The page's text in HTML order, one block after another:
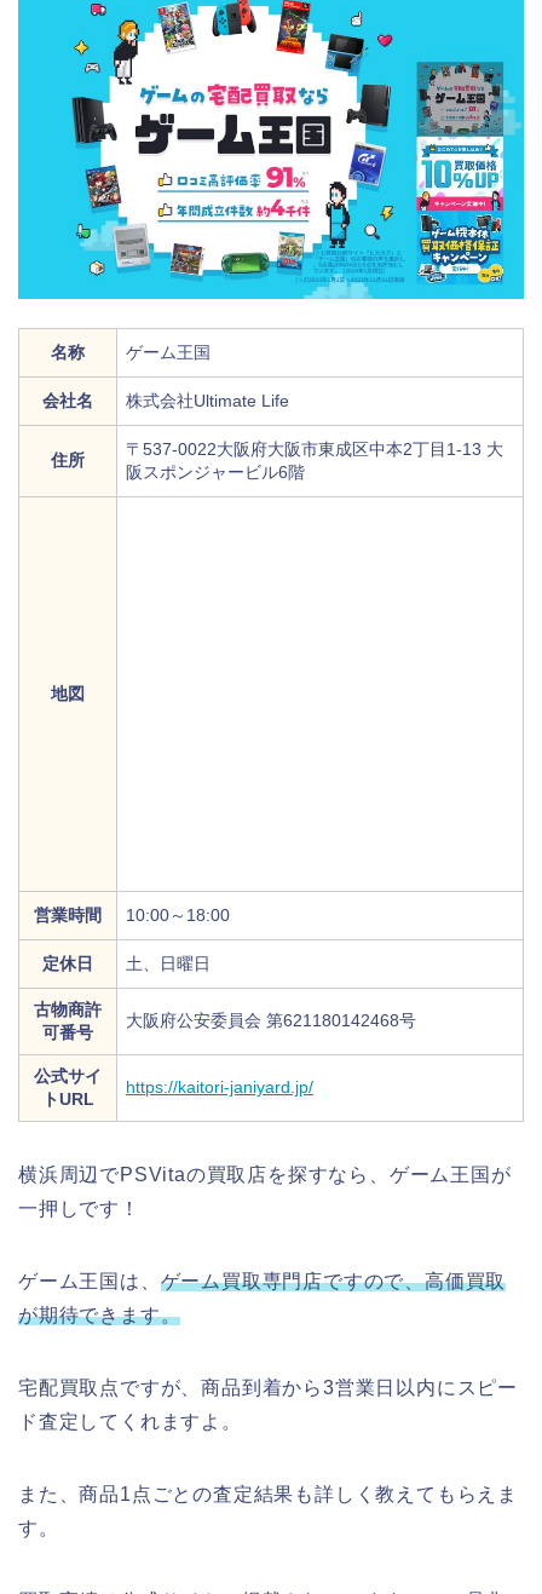
名称 ゲーム王国
会社名 株式会社Ultimate Life
住所
〒537-0022大阪府大阪市東成区中本2丁目1-13 大
阪スポンジャービル6階
地図
営業時間 10:00～18:00
定休日 土、日曜日
古物商許
可番号
大阪府公安委員会 第621180142468号
公式サイ
トURL
https://kaitori-janiyard.jp/
横浜周辺でPSVitaの買取店を探すなら、ゲーム王国が
一押しです！
ゲーム王国は、 ゲーム買取専門店ですので、高価買取
が期待できます。
宅配買取点ですが、商品到着から3営業日以内にスピー
ド査定してくれますよ。
また、商品1点ごとの査定結果も詳しく教えてもらえま
す。